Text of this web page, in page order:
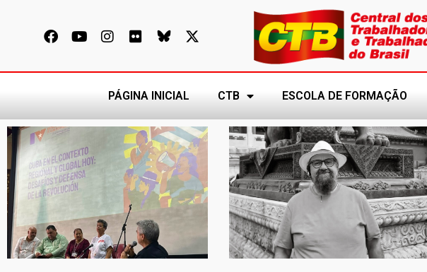
PÁGINA INICIAL CTB ESCOLA DE FORMAÇÃO